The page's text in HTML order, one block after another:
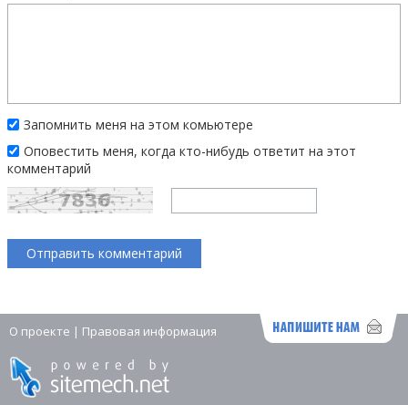
Запомнить меня на этом комьютере
Оповестить меня, когда кто-нибудь ответит на этот
комментарий
О проекте | Правовая информация